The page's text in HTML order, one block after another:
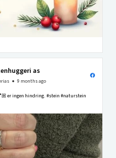
as
9 months ago
er ingen hindring. #stein #naturstein